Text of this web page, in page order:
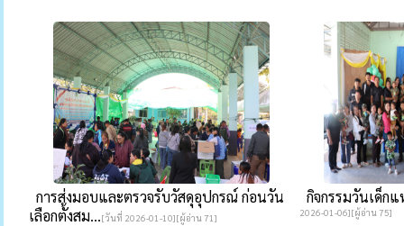
การส่งมอบและตรวจรับวัสดุอุปกรณ์ ก่อนวัน
เลือกตั้งสม...[วันที่ 2026-01-10][ผู้อ่าน 71]
กิจกรรมวันเด็ก
2026-01-06][ผู้อ่าน 75]